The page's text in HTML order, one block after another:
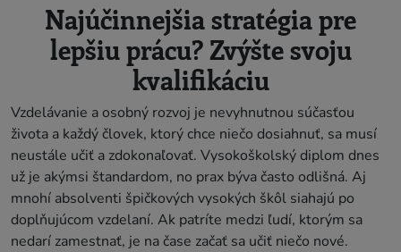
Najúčinnejšia stratégia pre
lepšiu prácu? Zvýšte svoju
kvalifikáciu
Vzdelávanie a osobný rozvoj je nevyhnutnou súčasťou
života a každý človek, ktorý chce niečo dosiahnuť, sa musí
neustále učiť a zdokonaľovať. Vysokoškolský diplom dnes
už je akýmsi štandardom, no prax býva často odlišná. Aj
mnohí absolventi špičkových vysokých škôl siahajú po
doplňujúcom vzdelaní. Ak patríte medzi ľudí, ktorým sa
nedarí zamestnať, je na čase začať sa učiť niečo nové.